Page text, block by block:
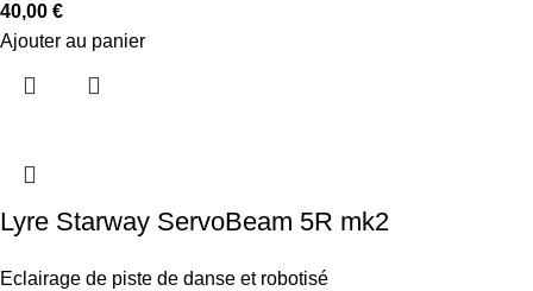
40,00 €
Ajouter au panier
Lyre Starway ServoBeam 5R mk2
Eclairage de piste de danse et robotisé